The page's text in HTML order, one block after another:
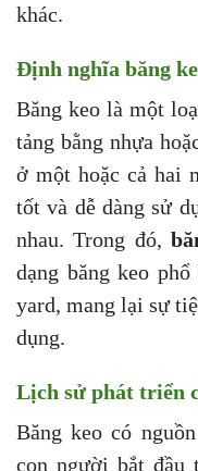
khác.
Định nghĩa băng
Băng keo là một
tảng bằng nhựa
ở một hoặc cả hai
tốt và dễ dàng sử
nhau. Trong đó,
dạng băng keo
yard, mang lại sự
dụng.
Lịch sử phát triển
Băng keo có
con người bắt đầu